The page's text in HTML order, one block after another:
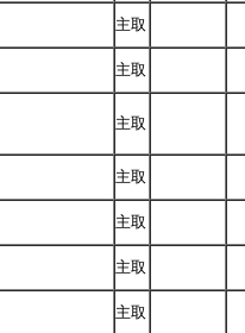
主取
主取
主取
主取
主取
主取
主取